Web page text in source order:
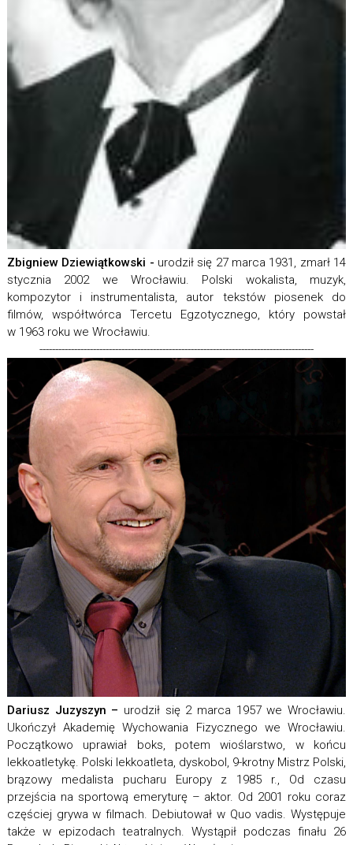
Zbigniew Dziewiątkowski - urodził się 27 marca 1931, zmarł 14
stycznia 2002 we Wrocławiu. Polski wokalista, muzyk,
kompozytor i instrumentalista, autor tekstów piosenek do
filmów, współtwórca Tercetu Egzotycznego, który powstał
w 1963 roku we Wrocławiu.
---------------------------------------------------------------------------------------
Dariusz Juzyszyn – urodził się 2 marca 1957 we Wrocławiu.
Ukończył Akademię Wychowania Fizycznego we Wrocławiu.
Początkowo uprawiał boks, potem wioślarstwo, w końcu
lekkoatletykę. Polski lekkoatleta, dyskobol, 9-krotny Mistrz Polski,
brązowy medalista pucharu Europy z 1985 r., Od czasu
przejścia na sportową emeryturę – aktor. Od 2001 roku coraz
częściej grywa w filmach. Debiutował w Quo vadis. Występuje
także w epizodach teatralnych. Wystąpił podczas finału 26